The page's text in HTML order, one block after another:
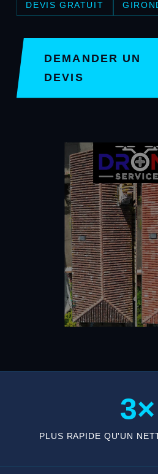
DEVIS GRATUIT
DEMANDER UN
DEVIS
3×
PLUS RAPIDE QU'UN